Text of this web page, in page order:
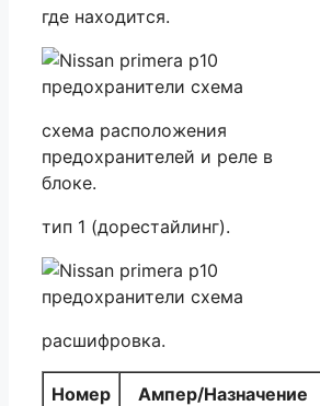
где находится.
схема расположения
предохранителей и реле в
блоке.
тип 1 (дорестайлинг).
расшифровка.
Номер Ампер/Назначение